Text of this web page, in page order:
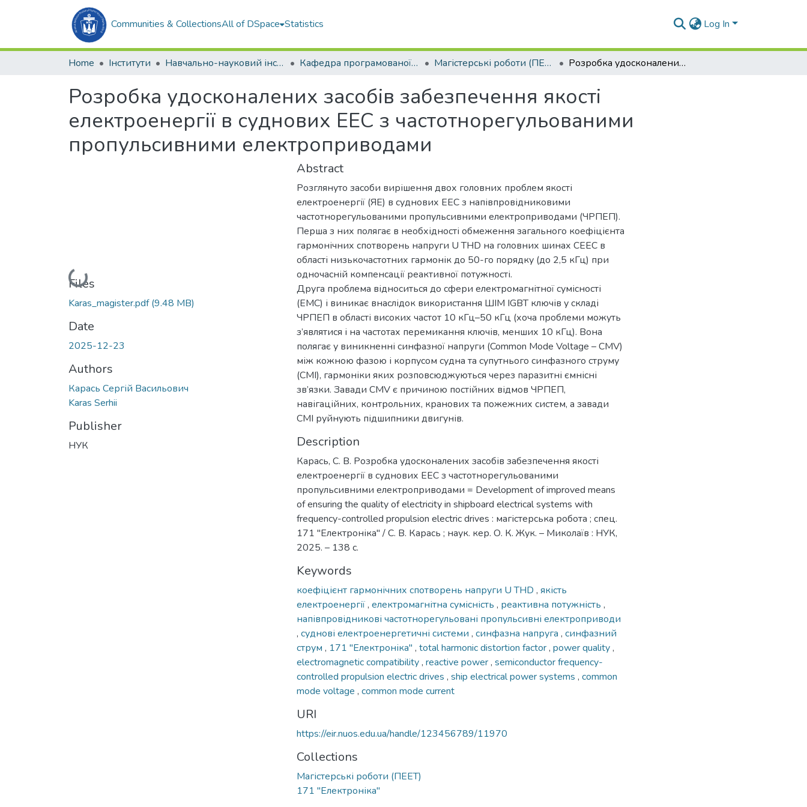
Communities & CollectionsAll of DSpace Statistics Log In
Home Інститути Навчально-науковий інститут автоматики та електротехніки (ННІАЕ) Кафедра програмованої електроніки, електротехніки і телекомунікацій (ПЕЕТ) Магістерські роботи (ПЕЕТ) Розробка удосконалених засобів забезпечення якості електроенергії в суднових ЕЕС з частотнорегульованими пропульсивними електроприводами
Розробка удосконалених засобів забезпечення якості
електроенергії в суднових ЕЕС з частотнорегульованими
пропульсивними електроприводами
Loading...
Files
Karas_magister.pdf(9.48 MB)
Date
2025-12-23
Authors
Карась Сергій Васильович
Karas Serhii
Publisher
НУК
Abstract
Розглянуто засоби вирішення двох головних проблем якості
електроенергії (ЯЕ) в суднових ЕЕС з напівпровідниковими
частотнорегульованими пропульсивними електроприводами (ЧРПЕП).
Перша з них полягає в необхідності обмеження загального коефіцієнта
гармонічних спотворень напруги U THD на головних шинах СЕЕС в
області низькочастотних гармонік до 50-го порядку (до 2,5 кГц) при
одночасній компенсації реактивної потужності.
Друга проблема відноситься до сфери електромагнітної сумісності
(ЕМС) і виникає внаслідок використання ШІМ IGBT ключів у складі
ЧРПЕП в області високих частот 10 кГц–50 кГц (хоча проблеми можуть
з’являтися і на частотах перемикання ключів, менших 10 кГц). Вона
полягає у виникненні синфазної напруги (Common Mode Voltage – CMV)
між кожною фазою і корпусом судна та супутнього синфазного струму
(CMI), гармоніки яких розповсюджуються через паразитні ємнісні
зв’язки. Завади CMV є причиною постійних відмов ЧРПЕП,
навігаційних, контрольних, кранових та пожежних систем, а завади
CMI руйнують підшипники двигунів.
Description
Карась, С. В. Розробка удосконалених засобів забезпечення якості
електроенергії в суднових ЕЕС з частотнорегульованими
пропульсивними електроприводами = Development of improved means
of ensuring the quality of electricity in shipboard electrical systems with
frequency-controlled propulsion electric drives : магістерська робота ; спец.
171 ''Електроніка'' / С. В. Карась ; наук. кер. О. К. Жук. – Миколаїв : НУК,
2025. – 138 с.
Keywords
коефіцієнт гармонічних спотворень напруги U THD , якість
електроенергії, електромагнітна сумісність , реактивна потужність ,
напівпровідникові частотнорегульовані пропульсивні електроприводи
, суднові електроенергетичні системи , синфазна напруга , синфазний
струм , 171 ''Електроніка'' , total harmonic distortion factor, power quality,
electromagnetic compatibility, reactive power, semiconductor frequency-
controlled propulsion electric drives , ship electrical power systems , common
mode voltage , common mode current
URI
https://eir.nuos.edu.ua/handle/123456789/11970
Collections
Магістерські роботи (ПЕЕТ)
171 "Електроніка"